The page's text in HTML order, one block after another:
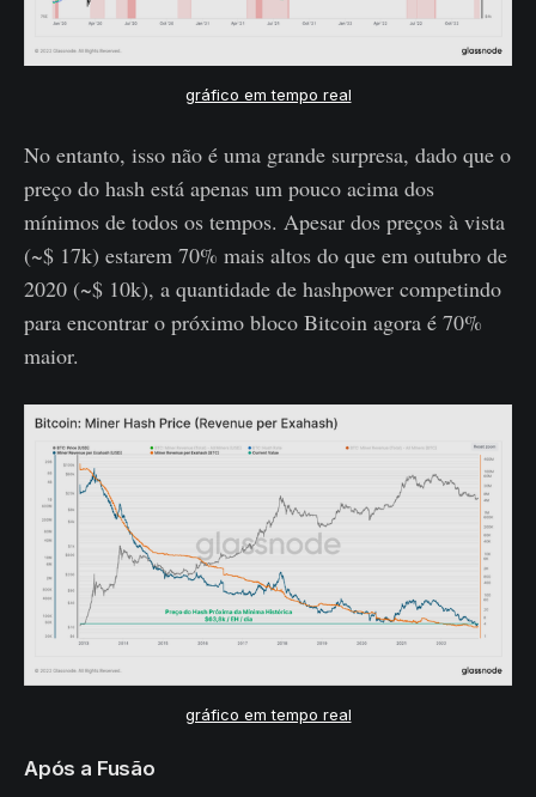
gráfico em tempo real
No entanto, isso não é uma grande surpresa, dado que o
preço do hash está apenas um pouco acima dos
mínimos de todos os tempos. Apesar dos preços à vista
(~$ 17k) estarem 70% mais altos do que em outubro de
2020 (~$ 10k), a quantidade de hashpower competindo
para encontrar o próximo bloco Bitcoin agora é 70%
maior.
gráfico em tempo real
Após a Fusão